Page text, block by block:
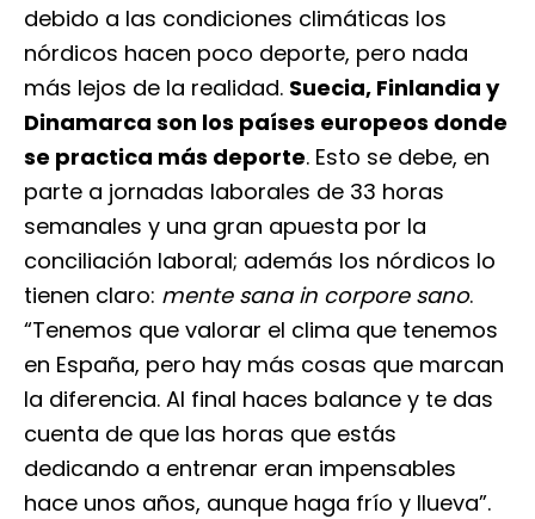
debido a las condiciones climáticas los
nórdicos hacen poco deporte, pero nada
más lejos de la realidad. Suecia, Finlandia y
Dinamarca son los países europeos donde
se practica más deporte. Esto se debe, en
parte a jornadas laborales de 33 horas
semanales y una gran apuesta por la
conciliación laboral; además los nórdicos lo
tienen claro: mente sana in corpore sano.
“Tenemos que valorar el clima que tenemos
en España, pero hay más cosas que marcan
la diferencia. Al final haces balance y te das
cuenta de que las horas que estás
dedicando a entrenar eran impensables
hace unos años, aunque haga frío y llueva”.